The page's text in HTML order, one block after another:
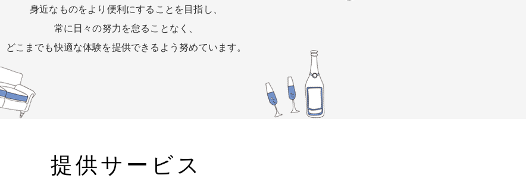
身近なものをより便利にすることを目指し、
常に日々の努力を怠ることなく、
どこまでも快適な体験を提供できるよう努めています。
提供サービス